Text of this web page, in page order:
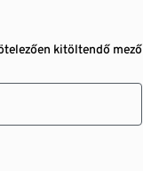
kitöltendő mező